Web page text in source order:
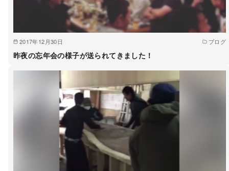
2017年12月30日 ブログ
昨夜の忘年会の様子が送られてきました！